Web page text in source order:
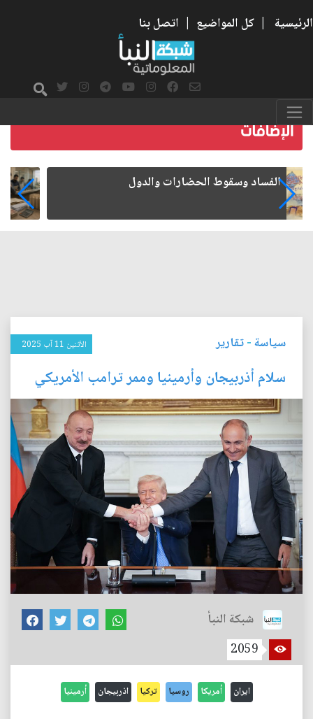
الرئيسية | كل المواضيع | اتصل بنا
رواتب الموظفين على صفيح ساخن
سياسة-تقارير الأثنين 11 آب 2025
سلام أذربيجان وأرمينيا وممر ترامب الأمريكي
شبكة النبأ
2059
ايران أمريكا روسيا تركيا اذربيجان أرمينيا